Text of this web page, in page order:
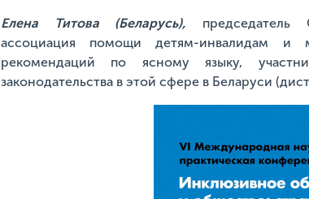
Елена Титова (Беларусь), председатель
ассоциация помощи детям-инвалидам и
рекомендаций по ясному языку,
законодательства в этой сфере в Беларуси